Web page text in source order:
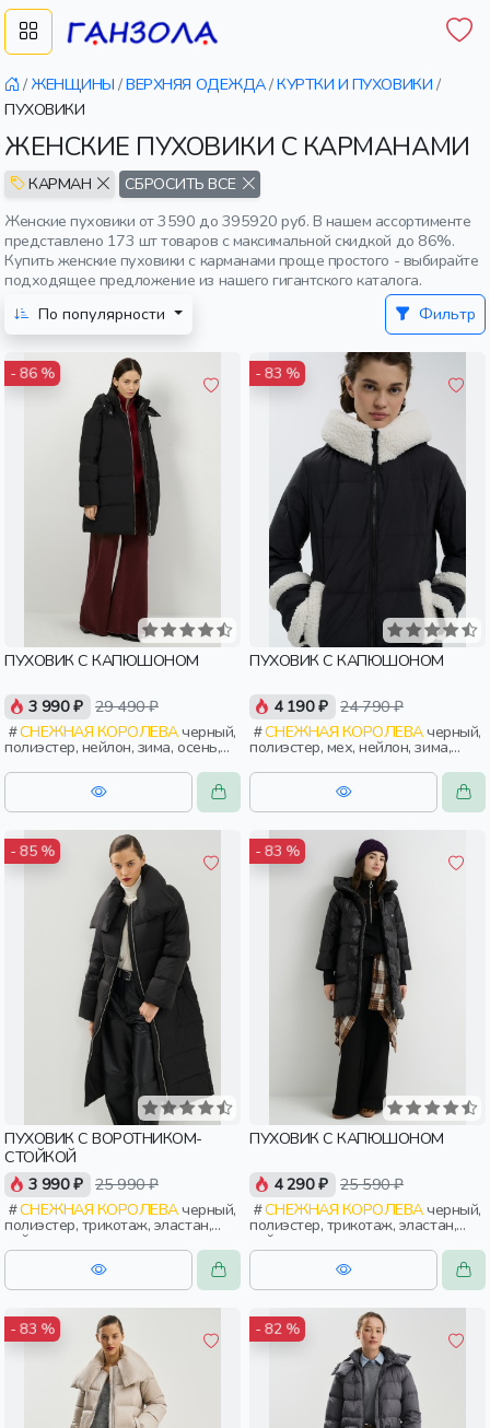
/ ЖЕНЩИНЫ /ВЕРХНЯЯ ОДЕЖДА/КУРТКИ И ПУХОВИКИ /
ПУХОВИКИ
ЖЕНСКИЕ ПУХОВИКИ С КАРМАНАМИ
КАРМАН
СБРОСИТЬ ВСЕ
Женские пуховики от 3590 до 395920 руб. В нашем ассортименте
представлено 173 шт товаров с максимальной скидкой до 86%.
Купить женские пуховики с карманами проще простого - выбирайте
подходящее предложение из нашего гигантского каталога.
По популярности
Фильтр
- 86 %
ПУХОВИК С КАПЮШОНОМ
3 990 ₽ 29 490 ₽
СНЕЖНАЯ КОРОЛЕВАчерный,
полиэстер, нейлон, зима, осень,
россия, прямые, капюшон,
застежка, утепленные, прорези,
карман, женщины, взрослые
- 83 %
ПУХОВИК С КАПЮШОНОМ
4 190 ₽ 24 790 ₽
СНЕЖНАЯ КОРОЛЕВАчерный,
полиэстер, мех, нейлон, зима,
осень, россия, прямые, капюшон,
застежка, утепленные, прорези,
карман, женщины, взрослые
- 85 %
ПУХОВИК С ВОРОТНИКОМ-
СТОЙКОЙ
3 990 ₽ 25 990 ₽
СНЕЖНАЯ КОРОЛЕВАчерный,
полиэстер, трикотаж, эластан,
нейлон, зима, осень, россия,
прямые, застежка, утепленные,
прорези, карман, воротник,
объемные, воротник-стойка,
- 83 %
ПУХОВИК С КАПЮШОНОМ
4 290 ₽ 25 590 ₽
СНЕЖНАЯ КОРОЛЕВАчерный,
полиэстер, трикотаж, эластан,
нейлон, зима, осень, россия,
широкие, прямые, капюшон,
застежка, утепленные, карман,
объемные, женщины, взрослые
- 83 % - 82 %